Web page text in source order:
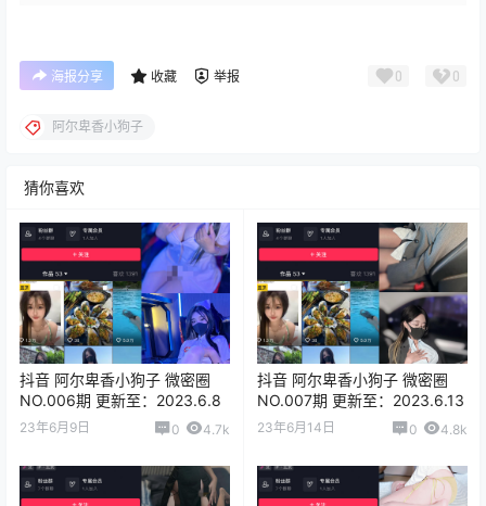
海报分享 收藏 举报 0 0
阿尔卑香小狗子
猜你喜欢
抖音 阿尔卑香小狗子 微密圈
NO.006期 更新至：2023.6.8
23年6月9日 0 4.7k
抖音 阿尔卑香小狗子 微密圈
NO.007期 更新至：2023.6.13
23年6月14日 0 4.8k